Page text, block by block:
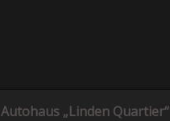
Autohaus „Linden Quartier“